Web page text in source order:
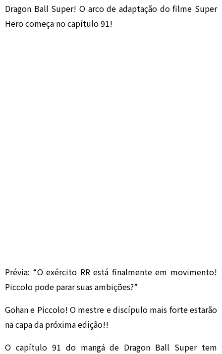
Dragon Ball Super! O arco de adaptação do filme Super
Hero começa no capítulo 91!
Prévia: “O exército RR está finalmente em movimento!
Piccolo pode parar suas ambições?”
Gohan e Piccolo! O mestre e discípulo mais forte estarão
na capa da próxima edição!!
O capítulo 91 do mangá de Dragon Ball Super tem